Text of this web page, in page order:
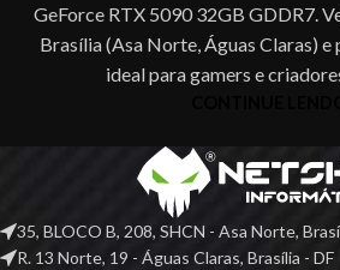
GeForce RTX 5090 32GB GDDR7.
Brasília (Asa Norte, Águas Claras) e
ideal para gamers e
35, BLOCO B, 208, SHCN - Asa Norte,
R. 13 Norte, 19 - Águas Claras, Brasília - DF